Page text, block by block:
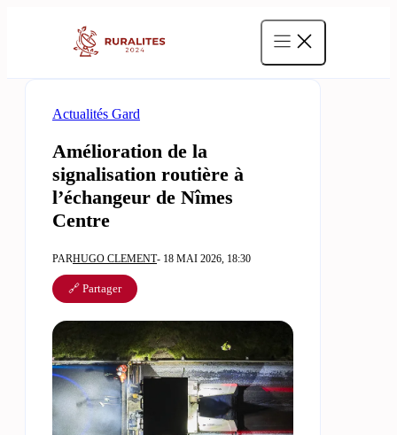
Actualités Gard
Amélioration de la
signalisation routière à
l’échangeur de Nîmes
Centre
PARHUGO CLEMENT- 18 MAI 2026, 18:30
🔗 Partager